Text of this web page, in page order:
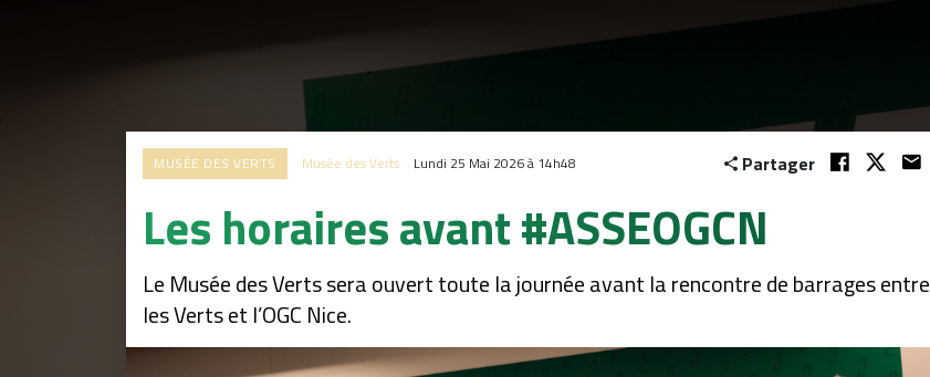
MUSÉE DES VERTS Musée des Verts Lundi 25 Mai 2026 à 14h48 Partager
Les horaires avant #ASSEOGCN
Le Musée des Verts sera ouvert toute la journée avant la rencontre de barrages entre
les Verts et l’OGC Nice.